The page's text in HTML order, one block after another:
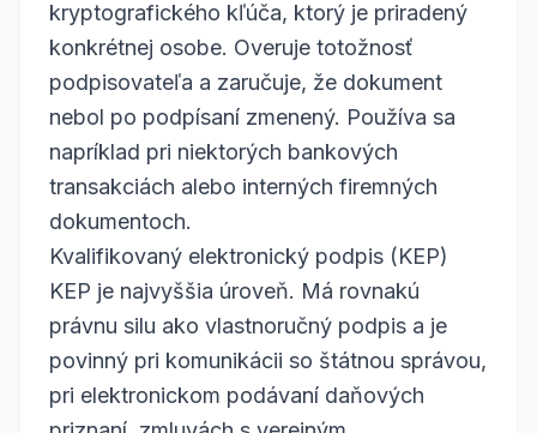
kryptografického kľúča, ktorý je priradený
konkrétnej osobe. Overuje totožnosť
podpisovateľa a zaručuje, že dokument
nebol po podpísaní zmenený. Používa sa
napríklad pri niektorých bankových
transakciách alebo interných firemných
dokumentoch.
Kvalifikovaný elektronický podpis (KEP)
KEP je najvyššia úroveň. Má rovnakú
právnu silu ako vlastnoručný podpis a je
povinný pri komunikácii so štátnou správou,
pri elektronickom podávaní daňových